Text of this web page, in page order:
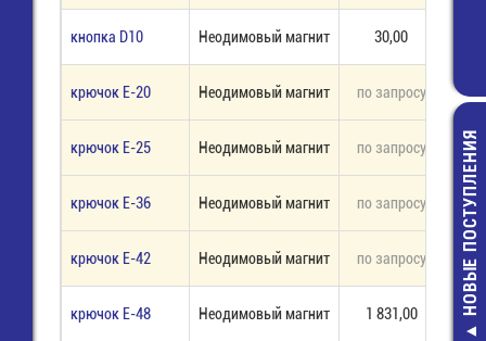
3296W-1-
КОМ-10% /
Резистор
НОВЫЕ ПОСТУПЛЕНИЯ
кнопка D10 Неодимовый магнит 30,00
крючок Е-20 Неодимовый магнит по запросу под
крючок Е-25 Неодимовый магнит по запросу под
крючок Е-36 Неодимовый магнит по запросу под
крючок Е-42 Неодимовый магнит по запросу под
крючок Е-48 Неодимовый магнит 1 831,00 1